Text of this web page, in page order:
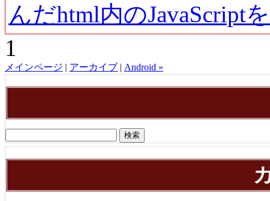
んだhtml内のJavaScript
1
メインページ | アーカイブ | Android »